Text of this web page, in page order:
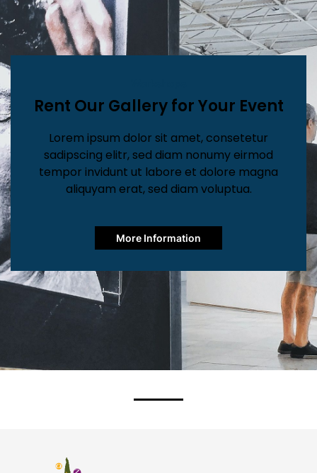
Rent Our Gallery for Your Event
Lorem ipsum dolor sit amet, consetetur
sadipscing elitr, sed diam nonumy eirmod
tempor invidunt ut labore et dolore magna
aliquyam erat, sed diam voluptua.
More Information